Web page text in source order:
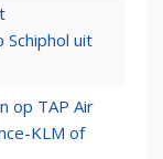
uit
op TAP Air
KLM of